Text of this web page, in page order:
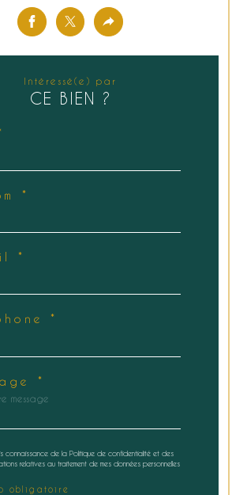
Intéressé(e) par
CE BIEN ?
*
*
*
*
connaissance de la Politique de confidentialité et des
relatives au traitement de mes données personnelles
obligatoire